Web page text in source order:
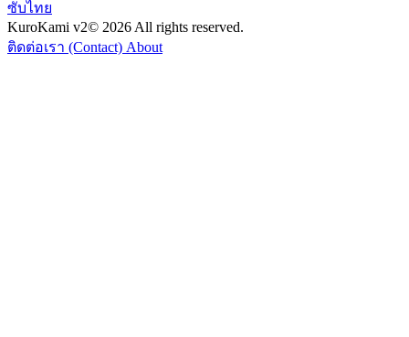
ซับไทย
KuroKami v2© 2026 All rights reserved.
ติดต่อเรา (Contact) About